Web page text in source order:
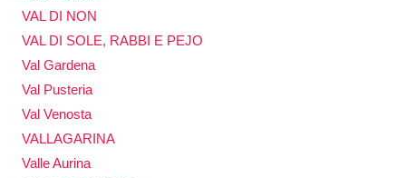
VAL DI NON
VAL DI SOLE, RABBI E PEJO
Val Gardena
Val Pusteria
Val Venosta
VALLAGARINA
Valle Aurina